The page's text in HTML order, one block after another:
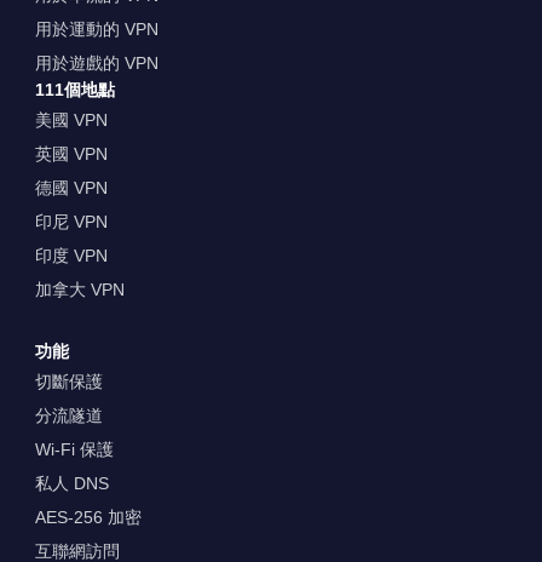
用於運動的 VPN
用於遊戲的 VPN
111個地點
美國 VPN
英國 VPN
德國 VPN
印尼 VPN
印度 VPN
加拿大 VPN
功能
切斷保護
分流隧道
Wi-Fi 保護
私人 DNS
AES-256 加密
互聯網訪問